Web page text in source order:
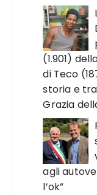
(1.901)
di Teco
storia e
Grazia
agli
l’ok”